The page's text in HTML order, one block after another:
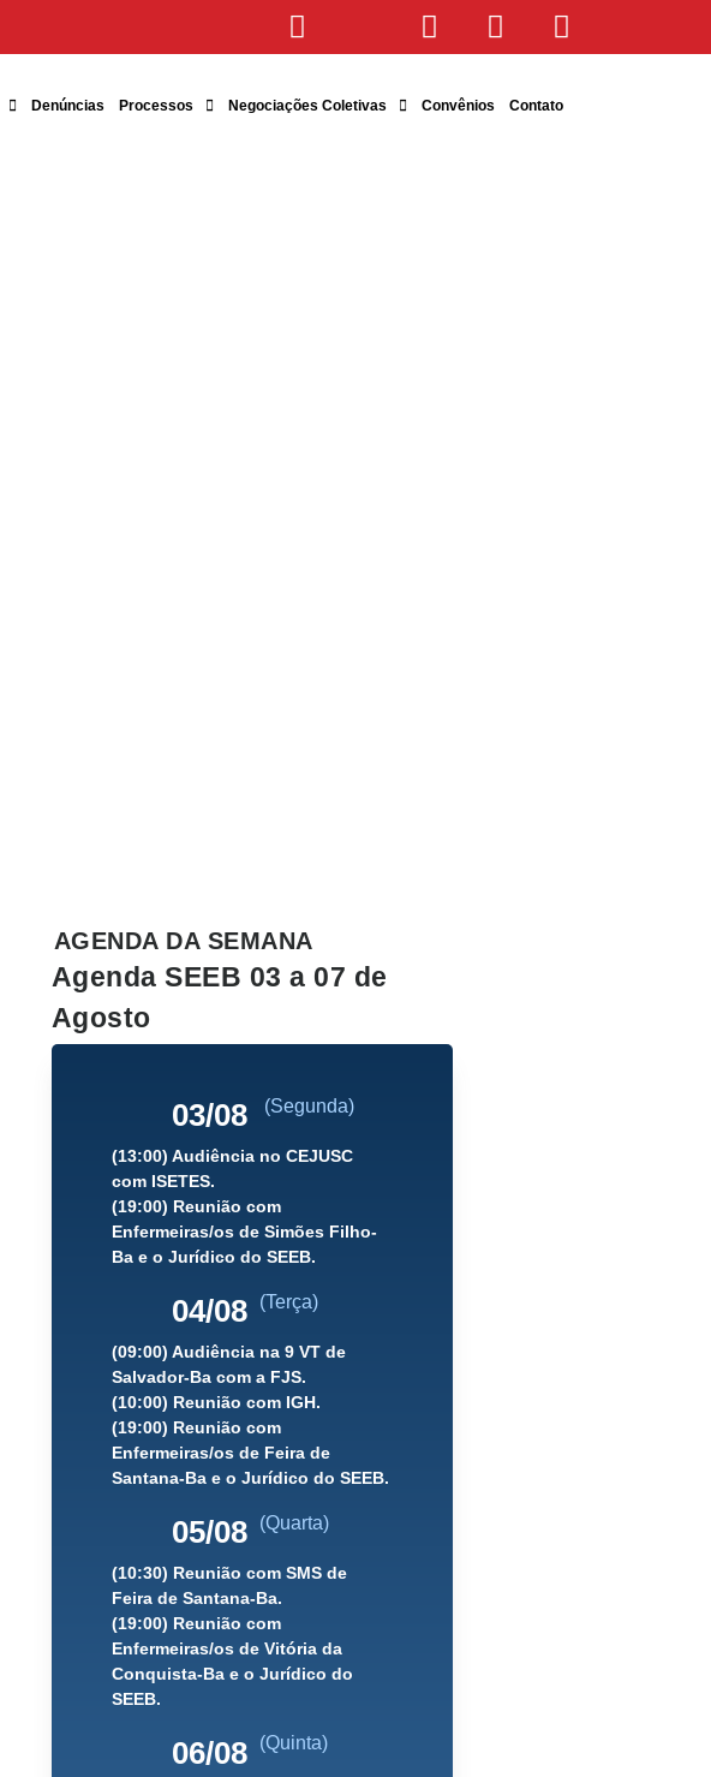
Denúncias Processos Negociações Coletivas Convênios Contato
AGENDA DA SEMANA
Agenda SEEB 03 a 07 de
Agosto
03/08 (Segunda)
(13:00) Audiência no CEJUSC
com ISETES.
(19:00) Reunião com
Enfermeiras/os de Simões Filho-
Ba e o Jurídico do SEEB.
04/08 (Terça)
(09:00) Audiência na 9 VT de
Salvador-Ba com a FJS.
(10:00) Reunião com IGH.
(19:00) Reunião com
Enfermeiras/os de Feira de
Santana-Ba e o Jurídico do SEEB.
05/08 (Quarta)
(10:30) Reunião com SMS de
Feira de Santana-Ba.
(19:00) Reunião com
Enfermeiras/os de Vitória da
Conquista-Ba e o Jurídico do
SEEB.
06/08 (Quinta)